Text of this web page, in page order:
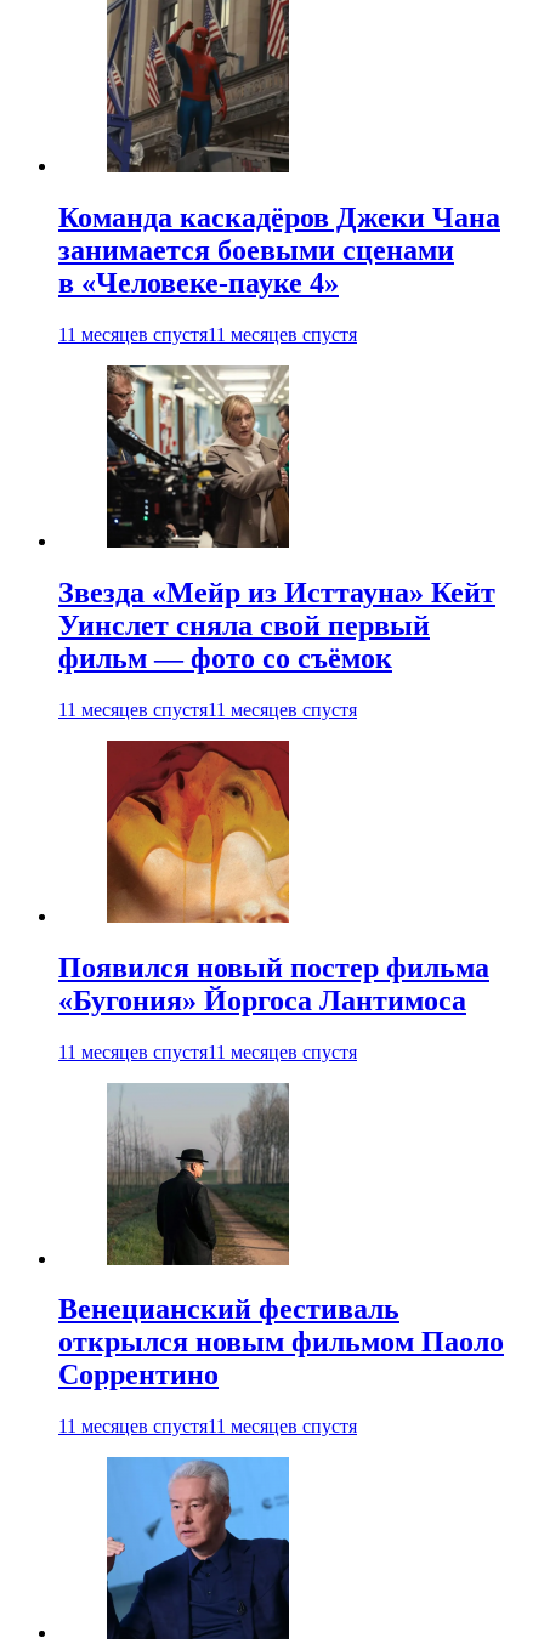
Команда каскадёров Джеки Чана
занимается боевыми сценами
в «Человеке-пауке 4»
11 месяцев спустя11 месяцев спустя
Звезда «Мейр из Исттауна» Кейт
Уинслет сняла свой первый
фильм — фото со съёмок
11 месяцев спустя11 месяцев спустя
Появился новый постер фильма
«Бугония» Йоргоса Лантимоса
11 месяцев спустя11 месяцев спустя
Венецианский фестиваль
открылся новым фильмом Паоло
Соррентино
11 месяцев спустя11 месяцев спустя